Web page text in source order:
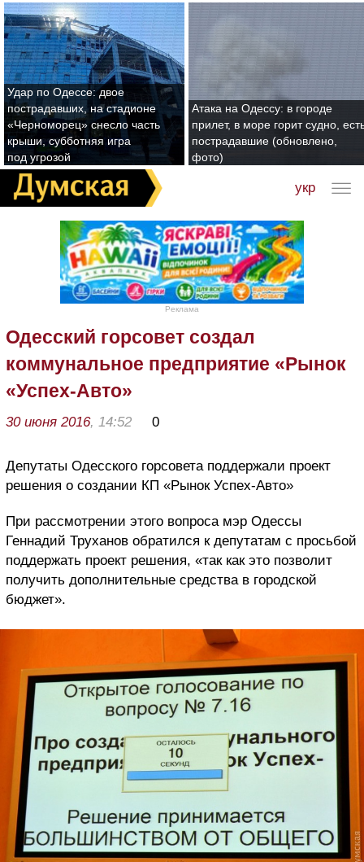
Удар по Одессе: двое
пострадавших, на стадионе
«Черноморец» снесло часть
крыши, субботняя игра
под угрозой
Атака на Одессу: в городе
прилет, в море горит судно,
пострадавшие (обновлено,
фото)
укр
Реклама
Одесский горсовет создал
коммунальное предприятие «Рынок
«Успех-Авто»
30 июня 2016, 14:52 0
Депутаты Одесского горсовета поддержали проект
решения о создании КП «Рынок Успех-Авто»
При рассмотрении этого вопроса мэр Одессы
Геннадий Труханов обратился к депутатам с просьбой
поддержать проект решения, «так как это позволит
получить дополнительные средства в городской
бюджет».